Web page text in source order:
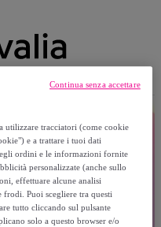
utilizzare tracciatori (come cookie
e a trattare i tuoi dati
ordini e le informazioni fornite
personalizzate (anche sullo
effettuare alcune analisi
Puoi scegliere tra questi
tutto cliccando sul pulsante
solo a questo browser e/o
Continua senza accettare